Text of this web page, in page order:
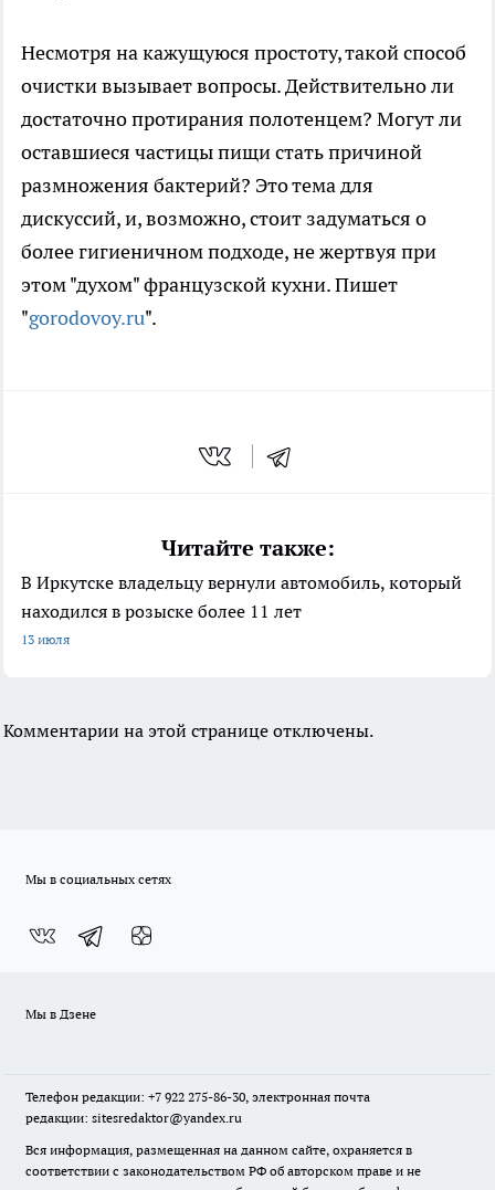
Несмотря на кажущуюся простоту, такой способ
очистки вызывает вопросы. Действительно ли
достаточно протирания полотенцем? Могут ли
оставшиеся частицы пищи стать причиной
размножения бактерий? Это тема для
дискуссий, и, возможно, стоит задуматься о
более гигиеничном подходе, не жертвуя при
этом "духом" французской кухни. Пишет
"gorodovoy.ru".
Читайте также:
В Иркутске владельцу вернули автомобиль, который
находился в розыске более 11 лет
13 июля
Комментарии на этой странице отключены.
Мы в социальных сетях
Мы в Дзене
Телефон редакции: +7 922 275-86-30, электронная почта
редакции: sitesredaktor@yandex.ru
Вся информация, размещенная на данном сайте, охраняется в
соответствии с законодательством РФ об авторском праве и не